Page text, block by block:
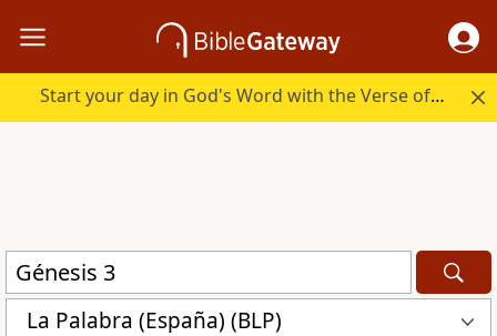
Start your day in God's Word with the Verse of the Day.
La Palabra (España) (BLP)